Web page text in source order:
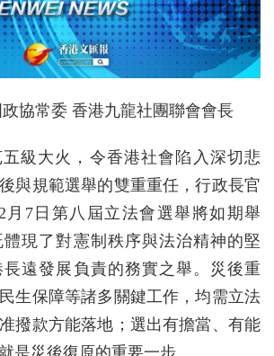
協常委 香港九龍社團聯會會長
級大火，令香港社會陷入深切悲
與規範選舉的雙重重任，行政長官
月7日第八屆立法會選舉將如期舉
現了對憲制秩序與法治精神的堅
遠發展負責的務實之舉。災後重
生保障等諸多關鍵工作，均需立法
撥款方能落地；選出有擔當、有能
是災後復原的重要一步。